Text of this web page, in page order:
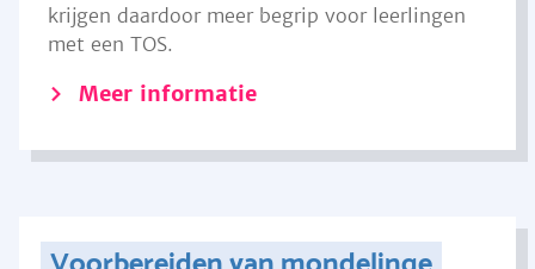
krijgen daardoor meer begrip voor leerlingen
met een TOS.
Meer informatie